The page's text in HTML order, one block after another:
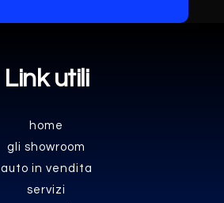
Link utili
home
gli showroom
auto in vendita
servizi